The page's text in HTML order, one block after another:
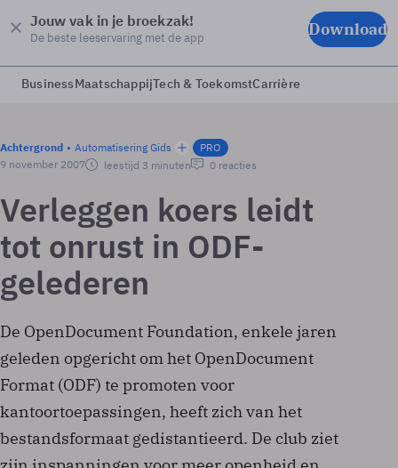
Jouw vak in je broekzak!
De beste leeservaring met de app Download
BusinessMaatschappijTech & ToekomstCarrière
Achtergrond Automatisering Gids
PRO
9 november 2007
leestijd 3 minuten 0 reacties
Verleggen koers leidt
tot onrust in ODF-
gelederen
De OpenDocument Foundation, enkele jaren
geleden opgericht om het OpenDocument
Format (ODF) te promoten voor
kantoortoepassingen, heeft zich van het
bestandsformaat gedistantieerd. De club ziet